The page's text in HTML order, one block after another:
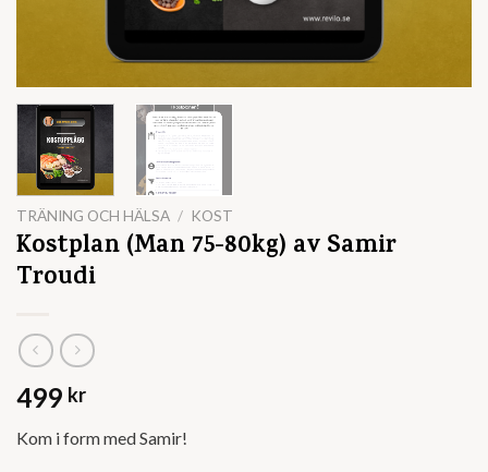
TRÄNING OCH HÄLSA / KOST
Kostplan (Man 75-80kg) av Samir
Troudi
499 kr
Kom i form med Samir!